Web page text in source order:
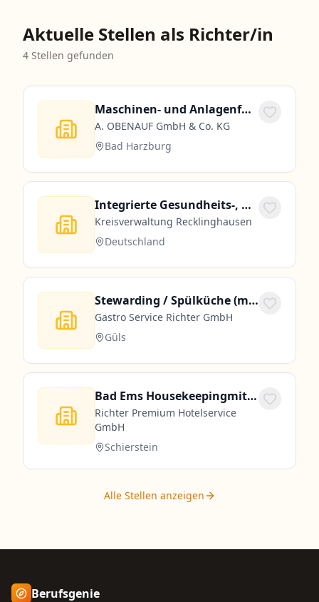
Aktuelle Stellen als Richter/in
4 Stellen gefunden
Maschinen- und Anlagenführer Einrichter Bediener Pappenproduktion (m/w/d)
A. OBENAUF GmbH & Co. KG
Bad Harzburg
Integrierte Gesundheits-, Bildungs- und Sozialberichterstattung, Datenanalyse und Berichterstattung (m/w/d)
Kreisverwaltung Recklinghausen
Deutschland
Stewarding / Spülküche (m/w/d) Teilzeit 30 Stunden
Gastro Service Richter GmbH
Güls
Bad Ems Housekeepingmitarbeiter (m/w/d) 30 Std. / Woche
Richter Premium Hotelservice
GmbH
Schierstein
Alle Stellen anzeigen
Berufsgenie